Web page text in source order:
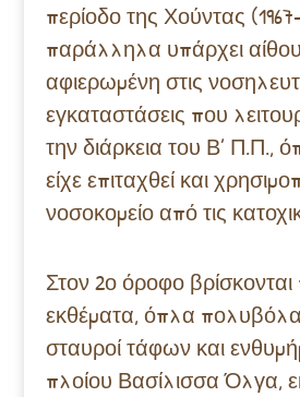
περίοδο της Χούντας
παράλληλα υπάρχει
αφιερωμένη στις
εγκαταστάσεις που
την διάρκεια του Β’ Π.Π.,
είχε επιταχθεί και
νοσοκομείο από τις
Στον 2ο όροφο βρίσκονται
εκθέματα, όπλα
σταυροί τάφων και
πλοίου Βασίλισσα Όλγα,